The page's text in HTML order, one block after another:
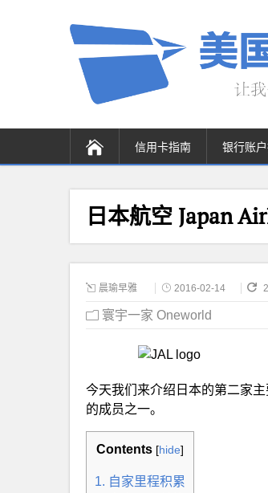
信用卡指南 银行账
日本航空 Japan
晨瑜早雅 2016-02-14
寰宇一家 Oneworld
今天我们来介绍日本的第二家
的成员之一。
Contents [hide]
1. 自家里程积累